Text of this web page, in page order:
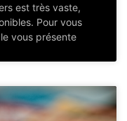
est très vaste,
Pour vous
vous présente